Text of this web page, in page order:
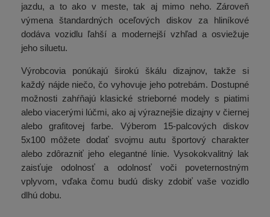
jazdu, a to ako v meste, tak aj mimo neho. Zároveň
výmena štandardných oceľových diskov za hliníkové
dodáva vozidlu ľahší a modernejší vzhľad a osviežuje
jeho siluetu.
Výrobcovia ponúkajú širokú škálu dizajnov, takže si
každý nájde niečo, čo vyhovuje jeho potrebám. Dostupné
možnosti zahŕňajú klasické strieborné modely s piatimi
alebo viacerými lúčmi, ako aj výraznejšie dizajny v čiernej
alebo grafitovej farbe. Výberom 15-palcových diskov
5x100 môžete dodať svojmu autu športový charakter
alebo zdôrazniť jeho elegantné línie. Vysokokvalitný lak
zaisťuje odolnosť a odolnosť voči poveternostným
vplyvom, vďaka čomu budú disky zdobiť vaše vozidlo
dlhú dobu.